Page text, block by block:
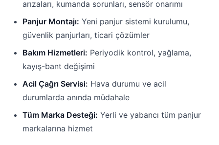
arızaları, kumanda sorunları, sensör onarımı
Panjur Montajı: Yeni panjur sistemi kurulumu,
güvenlik panjurları, ticari çözümler
Bakım Hizmetleri: Periyodik kontrol, yağlama,
kayış-bant değişimi
Acil Çağrı Servisi: Hava durumu ve acil
durumlarda anında müdahale
Tüm Marka Desteği: Yerli ve yabancı tüm panjur
markalarına hizmet